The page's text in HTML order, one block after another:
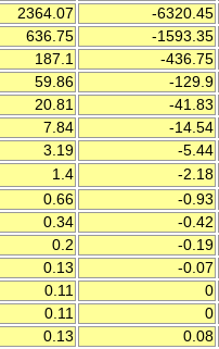
2364.07
-6320.45
636.75
-1593.35
187.1
-436.75
59.86
-129.9
20.81
-41.83
7.84
-14.54
3.19
-5.44
1.4 -2.18
0.66
-0.93
0.34
-0.42
0.2
-0.19
0.13
-0.07
0.11 0
0.11
0
0.13
0.08